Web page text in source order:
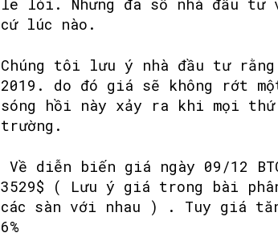
le lói. Nhưng đa số nhà đầu tư
cứ lúc nào.
Chúng tôi lưu ý nhà đầu tư
2019. do đó giá sẽ không rớt
sóng hồi này xảy ra khi mọi thứ
trường.
Về diễn biến giá ngày 09/12
3529$ ( Lưu ý giá trong bài
các sàn với nhau ) . Tuy giá
6%